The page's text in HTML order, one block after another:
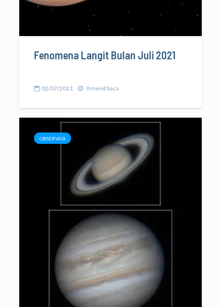
Fenomena Langit Bulan Juli 2021
02/07/2021 9 menit baca
OBSERVASI